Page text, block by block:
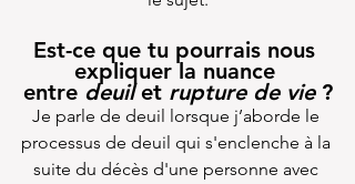
Est-ce que tu pourrais nous
expliquer la nuance
entre deuil et rupture de vie ?
Je parle de deuil lorsque j’aborde le
processus de deuil qui s'enclenche à la
suite du décès d'une personne avec